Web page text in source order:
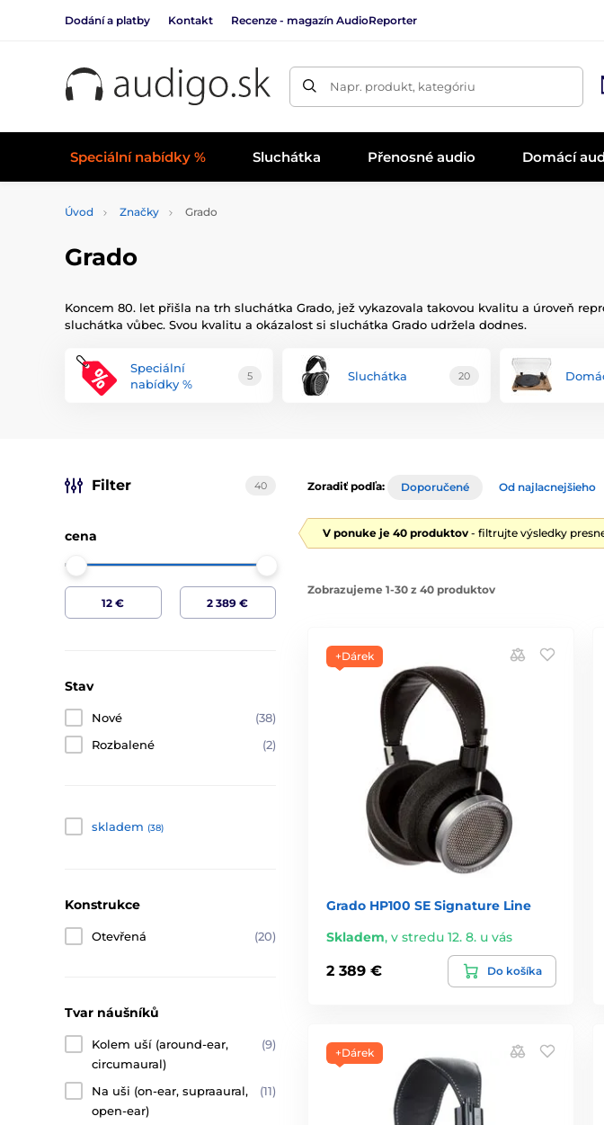
Dodání a platby Kontakt Recenze - magazín AudioReporter
Napr. produkt, kategóriu
Speciální nabídky % Sluchátka Přenosné audio Domácí
Úvod Značky Grado
Grado
Koncem 80. let přišla na trh sluchátka Grado, jež vykazovala takovou kvalitu a úroveň
sluchátka vůbec. Svou kvalitu a okázalost si sluchátka Grado udržela dodnes.
Speciální
nabídky %
5 Sluchátka 20
Filter 40
cena
Stav
Nové
(38)
Rozbalené
(2)
skladem (38)
Konstrukce
Otevřená (20)
Tvar náušníků
Kolem uší (around-ear,
circumaural)
(9)
Na uši (on-ear, supraaural,
open-ear)
(11)
Zoradiť podľa: Doporučené Od najlacnejšieho
V ponuke je 40 produktov - filtrujte výsledky
Zobrazujeme 1-30 z 40 produktov
+Dárek
Grado HP100 SE Signature Line
Skladem, v stredu 12. 8. u vás
2 389 € Do košíka
+Dárek